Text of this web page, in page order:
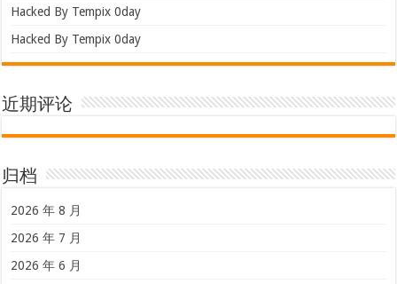
Hacked By Tempix 0day
Hacked By Tempix 0day
近期评论
归档
2026 年 8 月
2026 年 7 月
2026 年 6 月